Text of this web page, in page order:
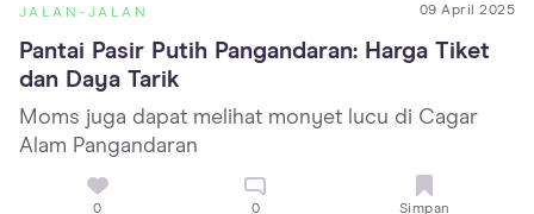
JALAN-JALAN 09 April 2025
Pantai Pasir Putih Pangandaran: Harga Tiket
dan Daya Tarik
Moms juga dapat melihat monyet lucu di Cagar
Alam Pangandaran
0 0 Simpan